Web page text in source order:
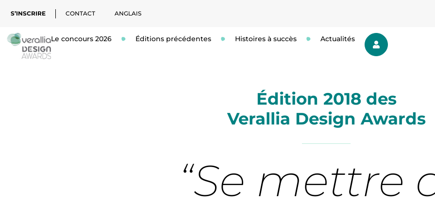
S’INSCRIRE CONTACT ANGLAIS
Le concours 2026 Éditions précédentes Histoires à succès Actualités
Édition 2018 des
Verallia Design Awards
“Se mettre